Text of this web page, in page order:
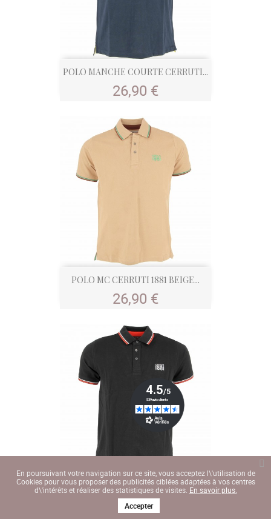
POLO MANCHE COURTE CERRUTI...
Prix
26,90 €
POLO MC CERRUTI 1881 BEIGE...
Prix
26,90 €
POLO MANCHE COURTE CERRUTI...
Prix
26,90 €
En poursuivant votre navigation sur ce site, vous acceptez l\'utilisation de
Cookies pour vous proposer des publicités ciblées adaptées à vos centres
d\'intérêts et réaliser des statistiques de visites. En savoir plus.
Accepter